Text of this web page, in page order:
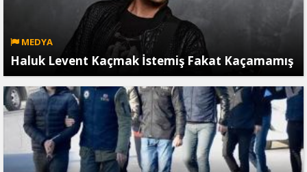
MEDYA
Haluk Levent Kaçmak İstemiş Fakat Kaçamamış